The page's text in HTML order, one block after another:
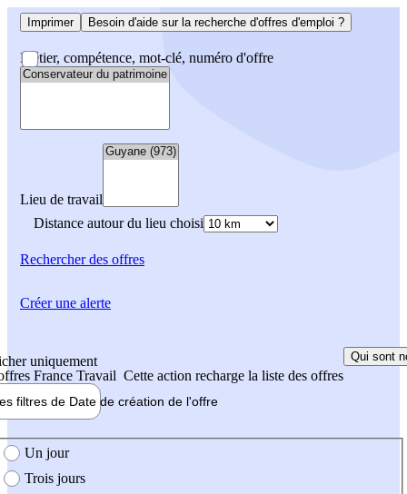
Imprimer Besoin d'aide sur la recherche d'offres d'emploi ?
Métier, compétence, mot-clé, numéro d'offre
Lieu de travail
Distance autour du lieu choisi
Rechercherdes offres
uniquement
France Travail Cette action recharge la liste des offres
Qui sont
filtres de Date de création de l'offre
création de l'offre
Un jour
Trois jours
Créer une alerte